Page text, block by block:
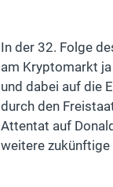
In der 32. Folge
am Kryptomarkt
und dabei auf die
durch den
Attentat auf
weitere zukünftige